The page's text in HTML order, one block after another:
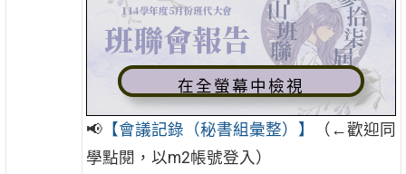
在全螢幕中檢視
📢【會議記錄（秘書組彙整）】
（←歡迎同
學點閱，以m2帳號登入）